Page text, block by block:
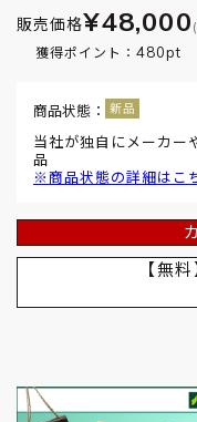
販売価格¥48,000
獲得ポイント： 480pt
商品状態：
当社が独自にメーカー
品
※商品状態の詳細はこ
【無